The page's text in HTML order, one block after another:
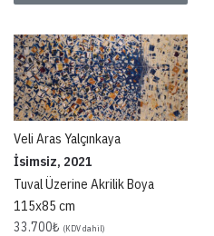
Veli Aras Yalçınkaya
İsimsiz, 2021
Tuval Üzerine Akrilik Boya
115x85 cm
33.700₺ (KDV dahil)